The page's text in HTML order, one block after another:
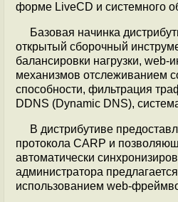
форме LiveCD и системного
Базовая начинка
открытый сборочный
балансировки нагрузки,
механизмов отслеживанием
способности, фильтрация
DDNS (Dynamic DNS),
В дистрибутиве
протокола CARP и
автоматически
администратора
использованием web-